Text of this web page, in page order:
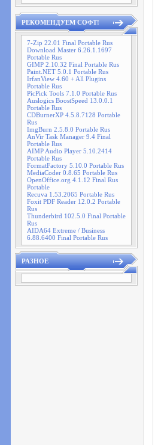
РЕКОМЕНДУЕМ СОФТ!
7-Zip 22.01 Final Portable Rus
Download Master 6.26.1.1697
Portable Rus
GIMP 2.10.32 Final Portable Rus
Paint.NET 5.0.1 Portable Rus
IrfanView 4.60 + All Plugins
Portable Rus
PicPick Tools 7.1.0 Portable Rus
Auslogics BoostSpeed 13.0.0.1
Portable Rus
CDBurnerXP 4.5.8.7128 Portable
Rus
ImgBurn 2.5.8.0 Portable Rus
AnVir Task Manager 9.4 Final
Portable Rus
AIMP Audio Player 5.10.2414
Portable Rus
FormatFactory 5.10.0 Portable Rus
MediaCoder 0.8.65 Portable Rus
OpenOffice.org 4.1.12 Final Rus
Portable
Recuva 1.53.2065 Portable Rus
Foxit PDF Reader 12.0.2 Portable
Rus
Thunderbird 102.5.0 Final Portable
Rus
AIDA64 Extreme / Business
6.88.6400 Final Portable Rus
РАЗНОЕ